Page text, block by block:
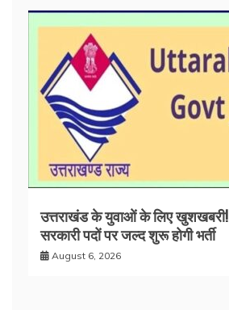
उत्तराखंड के युवाओं के लिए खुशखबरी!
सरकारी पदों पर जल्द शुरू होगी भर्ती
August 6, 2026